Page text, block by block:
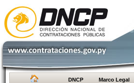
DNCP Marco Legal